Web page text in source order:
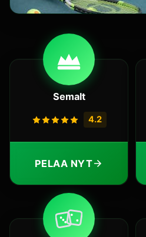
Semalt
4.2
PELAA NYT